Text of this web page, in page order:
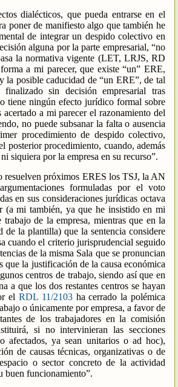
dialécticos, que pueda entrarse en el
poner de manifiesto algo que también he
de integrar un despido colectivo en
alguna por la parte empresarial, “no
la normativa vigente (LET, LRJS, RD
a mi parecer, que existe “un” ERE,
la posible caducidad de “un ERE”, de tal
sin decisión empresarial tras
tiene ningún efecto jurídico formal sobre
a mi parecer el razonamiento del
no puede subsanar la falta o ausencia
procedimiento de despido colectivo,
posterior procedimiento, cuando, además
siquiera por la empresa en su recurso”.
resuelven próximos ERES los TSJ, la AN
formuladas por el voto
en sus consideraciones jurídicas octava
(a mi también, ya que he insistido en mi
de la empresa, mientras que en la
de la plantilla) que la sentencia considere
cuando el criterio jurisprudencial seguido
de la misma Sala que se pronuncian
la justificación de la causa económica
centros de trabajo, siendo así que en
a que los dos restantes centros se hayan
el RDL 11/2103ha cerrado la polémica
o únicamente por empresa, a favor de
de los trabajadores en la comisión
si no intervinieran las secciones
afectados, ya sean unitarios o ad hoc),
de causas técnicas, organizativas o de
o sector concreto de la actividad
buen funcionamiento”.